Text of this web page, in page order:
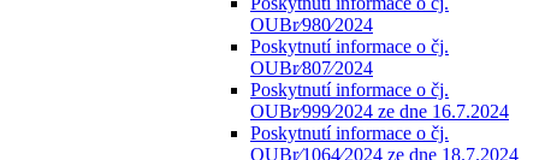
OUBr⁄980⁄2024
Poskytnutí informace o čj.
OUBr⁄807⁄2024
Poskytnutí informace o čj.
OUBr⁄999⁄2024 ze dne 16.7.2024
Poskytnutí informace o čj.
OUBr⁄1064⁄2024 ze dne 18.7.2024